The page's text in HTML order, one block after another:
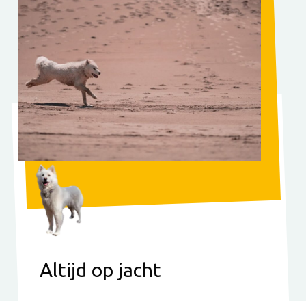
Altijd op jacht